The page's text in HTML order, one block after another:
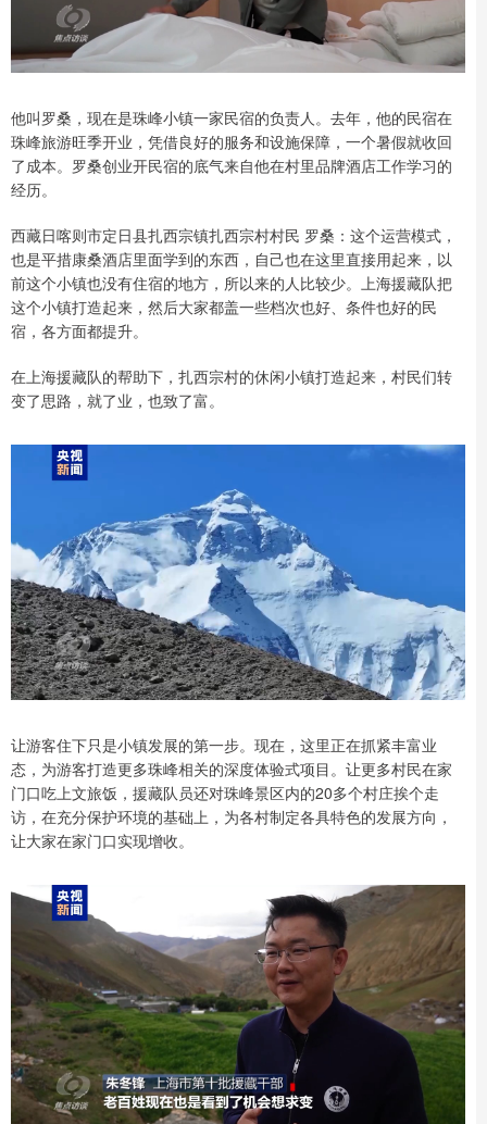
他叫罗桑，现在是珠峰小镇一家民宿的负责人。去年，他的民宿在
珠峰旅游旺季开业，凭借良好的服务和设施保障，一个暑假就收回
了成本。罗桑创业开民宿的底气来自他在村里品牌酒店工作学习的
经历。
西藏日喀则市定日县扎西宗镇扎西宗村村民 罗桑：这个运营模式，
也是平措康桑酒店里面学到的东西，自己也在这里直接用起来，以
前这个小镇也没有住宿的地方，所以来的人比较少。上海援藏队把
这个小镇打造起来，然后大家都盖一些档次也好、条件也好的民
宿，各方面都提升。
在上海援藏队的帮助下，扎西宗村的休闲小镇打造起来，村民们转
变了思路，就了业，也致了富。
让游客住下只是小镇发展的第一步。现在，这里正在抓紧丰富业
态，为游客打造更多珠峰相关的深度体验式项目。让更多村民在家
门口吃上文旅饭，援藏队员还对珠峰景区内的20多个村庄挨个走
访，在充分保护环境的基础上，为各村制定各具特色的发展方向，
让大家在家门口实现增收。